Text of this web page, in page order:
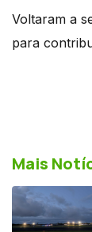
Voltaram a
para
Mais